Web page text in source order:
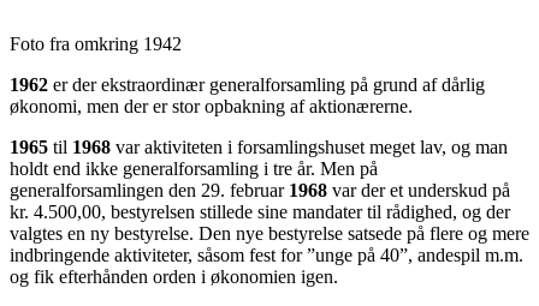
Foto fra omkring 1942
1962 er der ekstraordinær generalforsamling på grund af dårlig
økonomi, men der er stor opbakning af aktionærerne.
1965 til 1968 var aktiviteten i forsamlingshuset meget lav, og man
holdt end ikke generalforsamling i tre år. Men på
generalforsamlingen den 29. februar 1968 var der et underskud på
kr. 4.500,00, bestyrelsen stillede sine mandater til rådighed, og der
valgtes en ny bestyrelse. Den nye bestyrelse satsede på flere og mere
indbringende aktiviteter, såsom fest for ”unge på 40”, andespil m.m.
og fik efterhånden orden i økonomien igen.